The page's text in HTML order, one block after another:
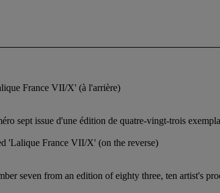
France VII/X' (à l'arrière)
sept issue d'une édition de quatre-vingt-trois
'Lalique France VII/X' (on the reverse)
seven from an edition of eighty three, ten artist's